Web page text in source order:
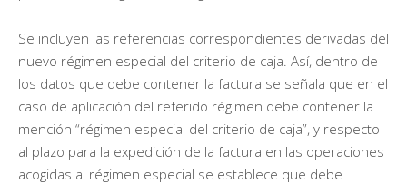
Se incluyen las referencias correspondientes derivadas del
nuevo régimen especial del criterio de caja. Así, dentro de
los datos que debe contener la factura se señala que en el
caso de aplicación del referido régimen debe contener la
mención “régimen especial del criterio de caja”, y respecto
al plazo para la expedición de la factura en las operaciones
acogidas al régimen especial se establece que debe